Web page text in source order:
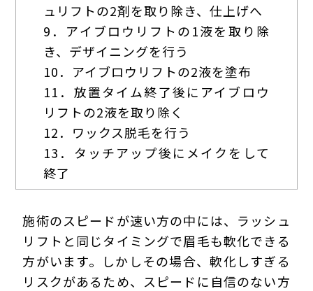
ュリフトの2剤を取り除き、仕上げへ
9．アイブロウリフトの1液を取り除
き、デザイニングを行う
10．アイブロウリフトの2液を塗布
11．放置タイム終了後にアイブロウ
リフトの2液を取り除く
12．ワックス脱毛を行う
13．タッチアップ後にメイクをして
終了
施術のスピードが速い方の中には、ラッシュ
リフトと同じタイミングで眉毛も軟化できる
方がいます。しかしその場合、軟化しすぎる
リスクがあるため、スピードに自信のない方